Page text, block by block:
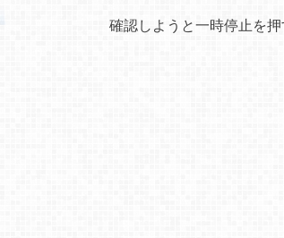
確認しようと一時停止を